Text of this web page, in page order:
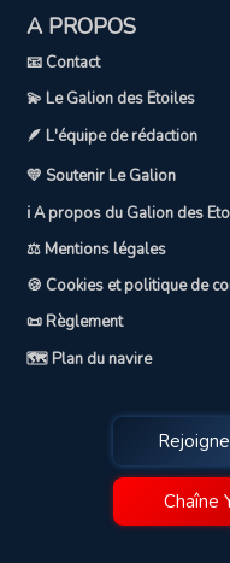
A PROPOS
📧 Contact
💫 Le Galion des Etoiles
🪶 L'équipe de rédaction
💛 Soutenir Le Galion
ℹ️ A propos du Galion des
⚖️ Mentions légales
🍪 Cookies et politique de
📜 Règlement
🗺️ Plan du navire
Chaîne